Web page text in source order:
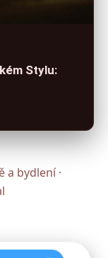
Stylu:
a bydlení ·